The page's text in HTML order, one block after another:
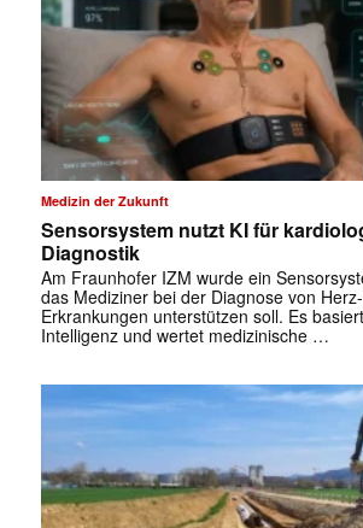
Medizin der Zukunft
Sensorsystem nutzt KI für
Diagnostik
Am Fraunhofer IZM wurde ein
das Mediziner bei der Diagnose von
Erkrankungen unterstützen soll. Es
Intelligenz und wertet medizinische …